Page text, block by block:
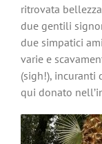
ritrovata
due gentili
due simpatici
varie e
(sigh!), incuranti
qui donato